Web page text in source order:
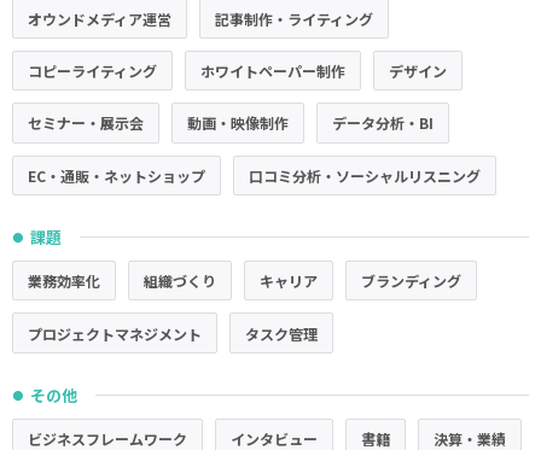
オウンドメディア運営 記事制作・ライティング
コピーライティング ホワイトペーパー制作 デザイン
セミナー・展示会 動画・映像制作 データ分析・BI
EC・通販・ネットショップ 口コミ分析・ソーシャルリスニング
● 課題
業務効率化 組織づくり キャリア ブランディング
プロジェクトマネジメント タスク管理
● その他
ビジネスフレームワーク インタビュー 書籍 決算・業績